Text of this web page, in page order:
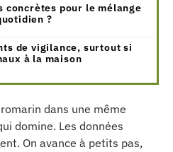
pour le mélange
?
de vigilance, surtout si
à la maison
dans une même
domine. Les données
On avance à petits pas,